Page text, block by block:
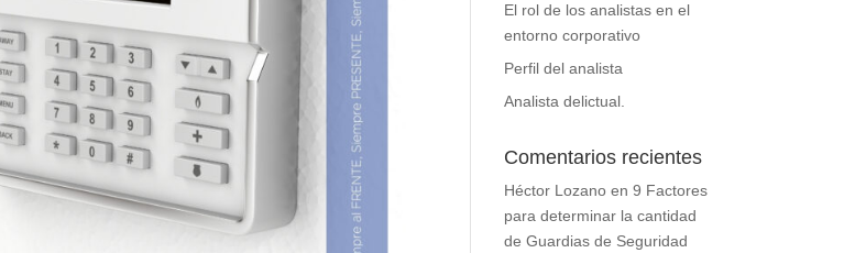
El rol de los analistas en el
entorno corporativo
Perfil del analista
Analista delictual.
Comentarios recientes
Héctor Lozano en9 Factores
para determinar la cantidad
de Guardias de Seguridad